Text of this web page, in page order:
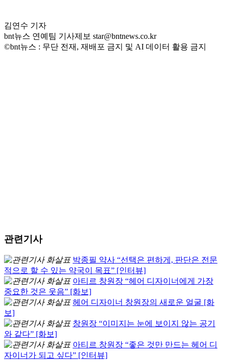
김연수 기자
bnt뉴스 연예팀 기사제보 star@bntnews.co.kr
©bnt뉴스 : 무단 전재, 재배포 금지 및 AI 데이터 활용 금지
관련기사
박종필 약사 “선택은 편하게, 판단은 전문
적으로 할 수 있는 약국이 목표” [인터뷰]
아티르 창원장 “헤어 디자이너에게 가장
중요한 것은 웃음” [화보]
헤어 디자이너 창원장의 새로운 얼굴 [화
보]
창원장 “이미지는 눈에 보이지 않는 공기
와 같다” [화보]
아티르 창원장 “좋은 것만 만드는 헤어 디
자이너가 되고 싶다” [인터뷰]